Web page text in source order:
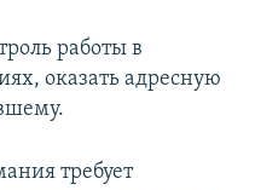
работы в
оказать адресную
требует